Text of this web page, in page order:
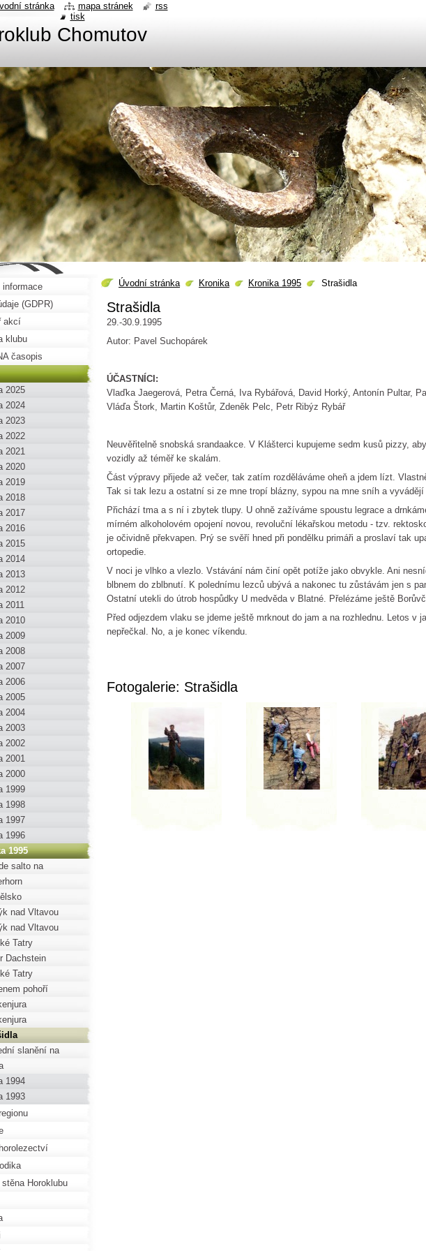
Chomutov
Úvodní stránka Kronika Kronika 1995 Strašidla
Strašidla
29.-30.9.1995
Autor: Pavel Suchopárek
ÚČASTNÍCI:
Vlaďka Jaegerová, Petra Černá, Iva Rybářová, David Horký, Antonín Pultar,
Vláďa Štork, Martin Koštůr, Zdeněk Pelc, Petr Ribýz Rybář
Neuvěřitelně snobská srandaakce. V Klášterci kupujeme sedm kusů pizzy,
vozidly až téměř ke skalám.
Část výpravy přijede až večer, tak zatím rozděláváme oheň a jdem lízt.
Tak si tak lezu a ostatní si ze mne tropí blázny, sypou na mne sníh a
Přichází tma a s ní i zbytek tlupy. U ohně zažíváme spoustu legrace a
mírném alkoholovém opojení novou, revoluční lékařskou metodu - tzv.
je očividně překvapen. Prý se svěří hned při pondělku primáři a proslaví tak
ortopedie.
V noci je vlhko a vlezlo. Vstávání nám činí opět potíže jako obvykle. Ani
blbnem do zblbnutí. K polednímu lezců ubývá a nakonec tu zůstávám jen s
Ostatní utekli do útrob hospůdky U medvěda v Blatné. Přelézáme ještě
Před odjezdem vlaku se jdeme ještě mrknout do jam a na rozhlednu. Letos v
nepřečkal. No, a je konec víkendu.
Fotogalerie: Strašidla
(GDPR)
akcí
klubu
časopis
2025
2024
2023
2022
2021
2020
2019
2018
2017
2016
2015
2014
2013
2012
2011
2010
2009
2008
2007
2006
2005
2004
2003
2002
2001
2000
1999
1998
1997
1996
1995
salto na
nad Vltavou
nad Vltavou
Tatry
Dachstein
Tatry
pohoří
slanění na
1994
1993
stěna Horoklubu
stránka mapa stránek
rss
tisk